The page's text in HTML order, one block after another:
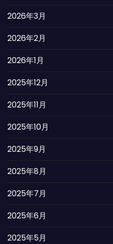
2026年3月
2026年2月
2026年1月
2025年12月
2025年11月
2025年10月
2025年9月
2025年8月
2025年7月
2025年6月
2025年5月